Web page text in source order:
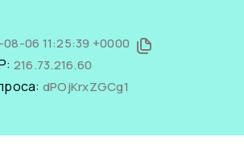
06 11:25:39 +0000
216.73.216.60
dPOjKrxZGCg1